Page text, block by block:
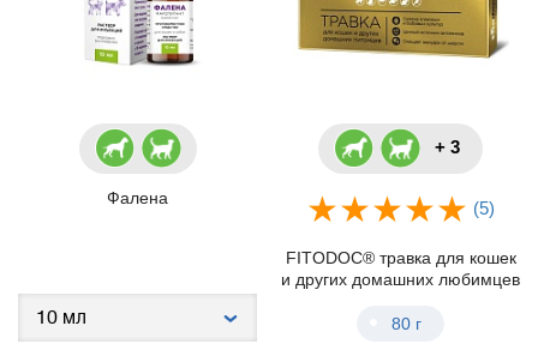
Фалена
+ 3
(5)
FITODOC® травка для кошек
и других домашних любимцев
80 г